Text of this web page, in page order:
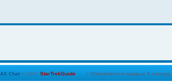
Chat© 2007 StarTrekGuide • Обновляется каждые 5секунд